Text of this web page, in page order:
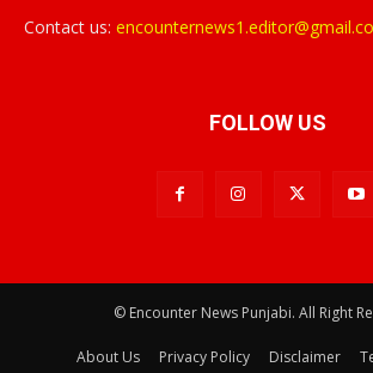
Contact us:
FOLLOW US
© Encounter News Punjabi. All Right
About Us Privacy Policy Disclaimer